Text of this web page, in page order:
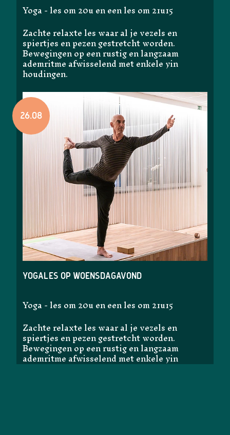
Yoga - les om 20u en een les om 21u15
Zachte relaxte les waar al je vezels en
spiertjes en pezen gestretcht worden.
Bewegingen op een rustig en langzaam
ademritme afwisselend met enkele yin
houdingen.
26.08
Yogales op woensdagavond
Yoga - les om 20u en een les om 21u15
Zachte relaxte les waar al je vezels en
spiertjes en pezen gestretcht worden.
Bewegingen op een rustig en langzaam
ademritme afwisselend met enkele yin
houdingen.